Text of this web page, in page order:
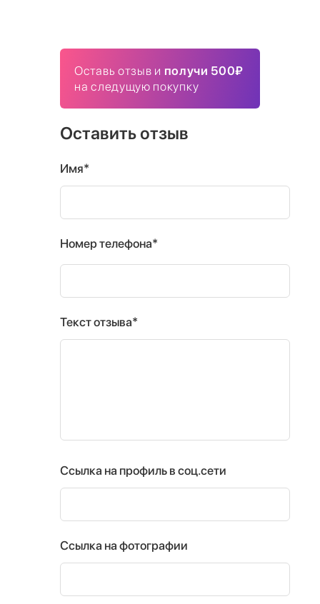
Оставь отзыв и получи 500₽
на следущую покупку
Оставить отзыв
Имя*
Номер телефона*
Текст отзыва*
Ссылка на профиль в соц.сети
Ссылка на фотографии